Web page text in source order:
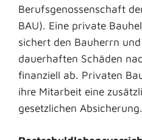
Berufsgenossenschaft
BAU). Eine private
sichert den Bauherrn
dauerhaften Schäden
finanziell ab. Privaten
ihre Mitarbeit eine
gesetzlichen Absicherung.